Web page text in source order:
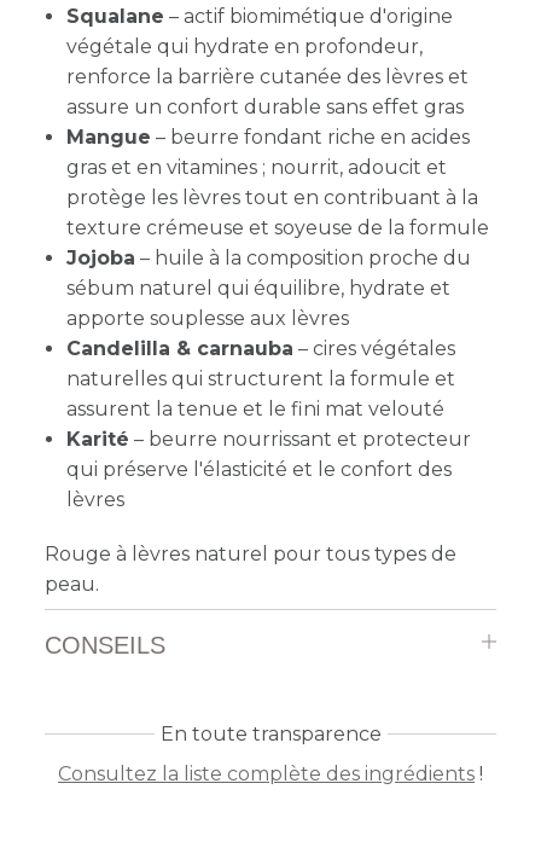
Squalane – actif biomimétique d'origine
végétale qui hydrate en profondeur,
renforce la barrière cutanée des lèvres et
assure un confort durable sans effet gras
Mangue – beurre fondant riche en acides
gras et en vitamines ; nourrit, adoucit et
protège les lèvres tout en contribuant à la
texture crémeuse et soyeuse de la formule
Jojoba – huile à la composition proche du
sébum naturel qui équilibre, hydrate et
apporte souplesse aux lèvres
Candelilla & carnauba – cires végétales
naturelles qui structurent la formule et
assurent la tenue et le fini mat velouté
Karité – beurre nourrissant et protecteur
qui préserve l'élasticité et le confort des
lèvres
Rouge à lèvres naturel pour tous types de
peau.
CONSEILS
En toute transparence
Consultez la liste complète des ingrédients !